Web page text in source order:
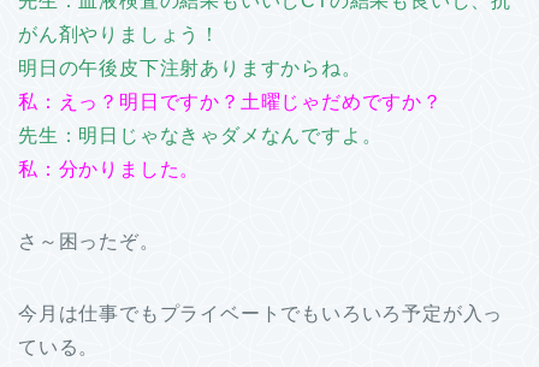
がん剤やりましょう！
明日の午後皮下注射ありますからね。
私：えっ？明日ですか？土曜じゃだめですか？
先生：明日じゃなきゃダメなんですよ。
私：分かりました。
さ～困ったぞ。
今月は仕事でもプライベートでもいろいろ予定が入っ
ている。